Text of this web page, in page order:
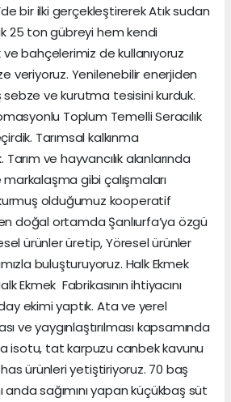
bir ilki gerçekleştirerek Atık sudan
25 ton gübreyi hem kendi
bahçelerimiz de kullanıyoruz
veriyoruz. Yenilenebilir enerjiden
ve kurutma tesisini kurduk.
Toplum Temelli Seracılık
Tarımsal kalkınma
ve hayvancılık alanlarında
gibi çalışmaları
olduğumuz kooperatif
doğal ortamda Şanlıurfa’ya özgü
ürünler üretip, Yöresel ürünler
buluşturuyoruz. Halk Ekmek
Ekmek Fabrikasının ihtiyacını
ekimi yaptık. Ata ve yerel
ve yaygınlaştırılması kapsamında
isotu, tat karpuzu canbek kavunu
ürünleri yetiştiriyoruz. 70 baş
anda sağımını yapan küçükbaş süt